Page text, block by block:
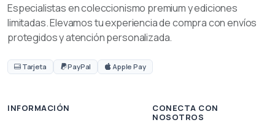
Especialistas en coleccionismo premium y ediciones
limitadas. Elevamos tu experiencia de compra con envíos
protegidos y atención personalizada.
Tarjeta PayPal Apple Pay
INFORMACIÓN
CONECTA CON
NOSOTROS